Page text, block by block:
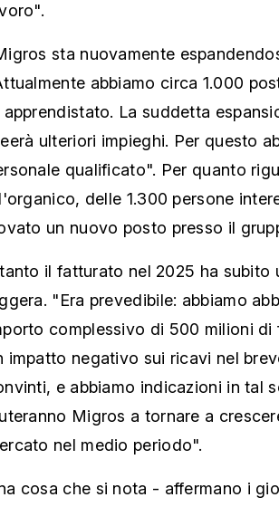
sta nuovamente
abbiamo circa 1.000
apprendistato. La suddetta
ulteriori impieghi. Per questo
qualificato". Per quanto
delle 1.300 persone
un nuovo posto presso il
il fatturato nel 2025 ha subito
"Era prevedibile: abbiamo
complessivo di 500 milioni
impatto negativo sui ricavi nel
e abbiamo indicazioni in tal
Migros a tornare a
nel medio periodo".
cosa che si nota - affermano i